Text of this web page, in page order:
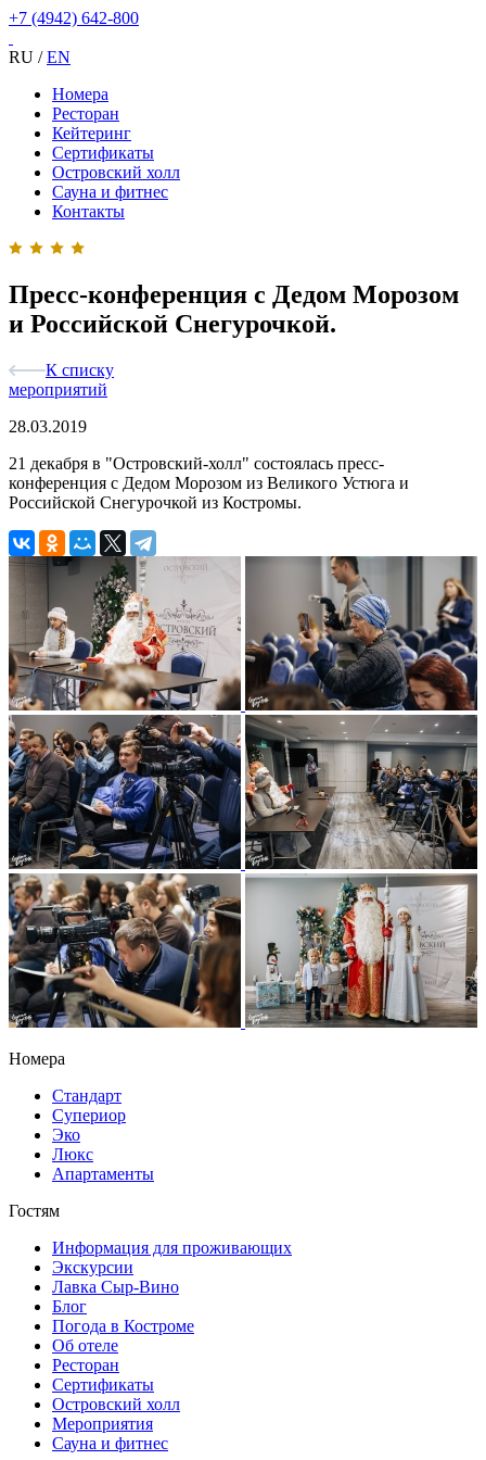
+7 (4942) 642-800
RU /EN
Номера
Ресторан
Кейтеринг
Сертификаты
Островский холл
Сауна и фитнес
Контакты
Пресс-конференция с Дедом Морозом
и Российской Снегурочкой.
К списку
мероприятий
28.03.2019
21 декабря в "Островский-холл" состоялась пресс-
конференция с Дедом Морозом из Великого Устюга и
Российской Снегурочкой из Костромы.
Номера
Стандарт
Супериор
Эко
Люкс
Апартаменты
Гостям
Информация для проживающих
Экскурсии
Лавка Сыр-Вино
Блог
Погода в Костроме
Об отеле
Ресторан
Сертификаты
Островский холл
Мероприятия
Сауна и фитнес